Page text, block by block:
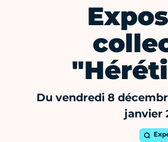
Du vendredi 8
janvier